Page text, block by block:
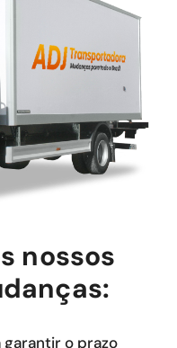
nossos
o prazo